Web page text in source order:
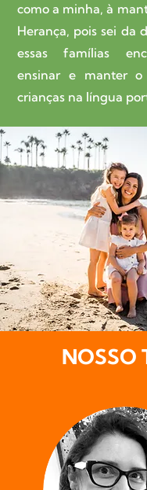
como a minha, à
Herança, pois sei da
essas famílias
ensinar e manter o
crianças na língua
NOSSO